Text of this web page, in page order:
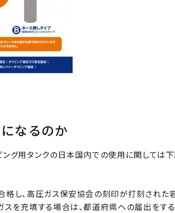
なるのか
ング用タンクの日本国内での使用に関しては
格し、高圧ガス保安協会の刻印が打刻された
スを充填する場合は、都道府県への届出をする